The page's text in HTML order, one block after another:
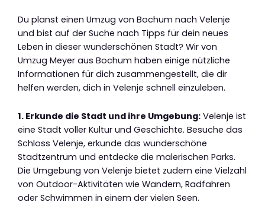
Du planst einen Umzug von Bochum nach Velenje
und bist auf der Suche nach Tipps für dein neues
Leben in dieser wunderschönen Stadt? Wir von
Umzug Meyer aus Bochum haben einige nützliche
Informationen für dich zusammengestellt, die dir
helfen werden, dich in Velenje schnell einzuleben.
1. Erkunde die Stadt und ihre Umgebung: Velenje ist
eine Stadt voller Kultur und Geschichte. Besuche das
Schloss Velenje, erkunde das wunderschöne
Stadtzentrum und entdecke die malerischen Parks.
Die Umgebung von Velenje bietet zudem eine Vielzahl
von Outdoor-Aktivitäten wie Wandern, Radfahren
oder Schwimmen in einem der vielen Seen.